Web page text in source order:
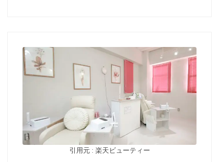
引用元 : 楽天ビューティー